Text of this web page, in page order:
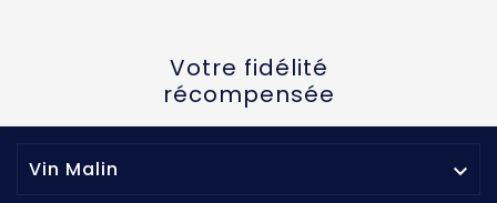
Votre fidélité
récompensée
Vin Malin 